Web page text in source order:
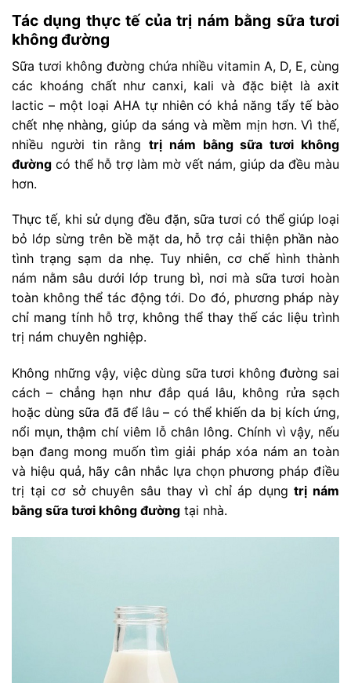
Tác dụng thực tế của trị nám bằng sữa tươi
không đường
Sữa tươi không đường chứa nhiều vitamin A, D, E, cùng
các khoáng chất như canxi, kali và đặc biệt là axit
lactic – một loại AHA tự nhiên có khả năng tẩy tế bào
chết nhẹ nhàng, giúp da sáng và mềm mịn hơn. Vì thế,
nhiều người tin rằngtrị nám bằng sữa tươi không
đường có thể hỗ trợ làm mờ vết nám, giúp da đều màu
hơn.
Thực tế, khi sử dụng đều đặn, sữa tươi có thể giúp loại
bỏ lớp sừng trên bề mặt da, hỗ trợ cải thiện phần nào
tình trạng sạm da nhẹ. Tuy nhiên, cơ chế hình thành
nám nằm sâu dưới lớp trung bì, nơi mà sữa tươi hoàn
toàn không thể tác động tới. Do đó, phương pháp này
chỉ mang tính hỗ trợ, không thể thay thế các liệu trình
trị nám chuyên nghiệp.
Không những vậy, việc dùng sữa tươi không đường sai
cách – chẳng hạn như đắp quá lâu, không rửa sạch
hoặc dùng sữa đã để lâu – có thể khiến da bị kích ứng,
nổi mụn, thậm chí viêm lỗ chân lông. Chính vì vậy, nếu
bạn đang mong muốn tìm giải pháp xóa nám an toàn
và hiệu quả, hãy cân nhắc lựa chọn phương pháp điều
trị tại cơ sở chuyên sâu thay vì chỉ áp dụngtrị nám
bằng sữa tươi không đường tại nhà.